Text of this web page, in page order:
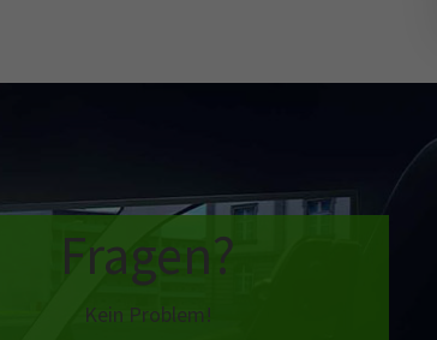
Fragen?
Kein Problem!